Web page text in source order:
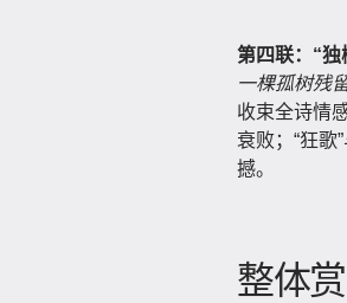
第四联：“独
一棵孤树残
收束全诗情
衰败；“狂歌
撼。
整体赏